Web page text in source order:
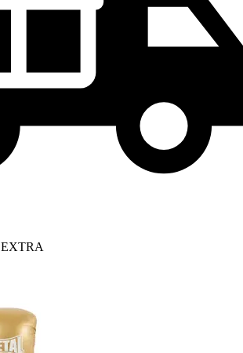
EXTRA